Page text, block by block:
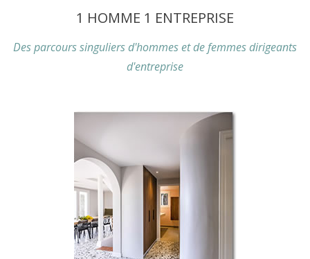
1 HOMME 1 ENTREPRISE
Des parcours singuliers d'hommes et de femmes dirigeants
d'entreprise